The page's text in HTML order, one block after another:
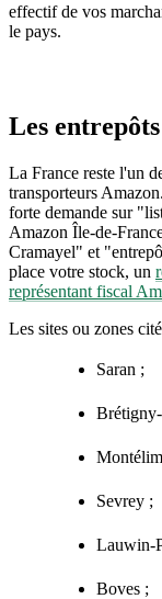
effectif de vos
le pays.
Les
La France reste l'un
transporteurs
forte demande sur
Amazon Île-de-
Cramayel" et
place votre stock, un
représentant fiscal
Les sites ou zones
Saran ;
Sevrey ;
Lauwin-
Boves ;